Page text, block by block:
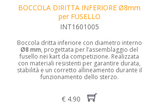
BOCCOLA DIRITTA INFERIORE Ø8mm
per FUSELLO
INT1601005
Boccola dritta inferiore con diametro interno
Ø8 mm, progettata per l’assemblaggio del
fusello nei kart da competizione. Realizzata
con materiali resistenti per garantire durata,
stabilità e un corretto allineamento durante il
funzionamento dello sterzo.
€ 4.90